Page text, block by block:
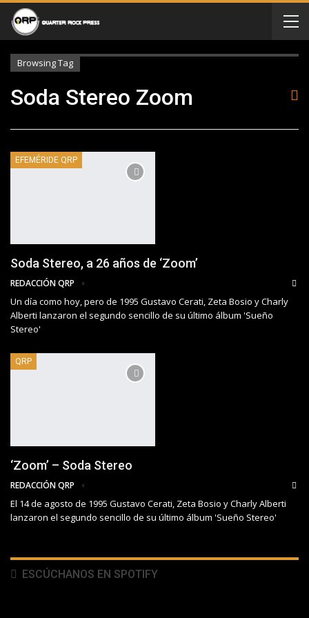
Browsing Tag
Soda Stereo Zoom
EFEMÉRIDE QRP
Soda Stereo, a 26 años de ‘Zoom’
REDACCIÓN QRP
Un día como hoy, pero de 1995 Gustavo Cerati, Zeta Bosio y Charly
Alberti lanzaron el segundo sencillo de su último álbum 'Sueño
Stereo'
QRP
‘Zoom’ – Soda Stereo
REDACCIÓN QRP
El 14 de agosto de 1995 Gustavo Cerati, Zeta Bosio y Charly Alberti
lanzaron el segundo sencillo de su último álbum 'Sueño Stereo'
ESCÚCHANOS EN SPOTIFY